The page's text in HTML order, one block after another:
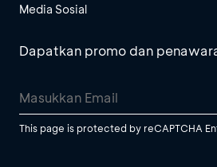
Media Sosial
Dapatkan promo dan
This page is protected by reCAPTCHA